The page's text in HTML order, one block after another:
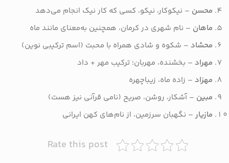
محسن – نیکوکار، نیکو، کسی که کار نیک انجام می‌دهد
ماهان – نام شهری در کرمان، همچنین به‌معنای مانند ماه
محشاد – شکوه و شادی همراه با محبت (اسم ترکیبی نوین)
مهراد – بخشنده، مهربان؛ ترکیب مهر + داد
مهزاد – زاده ماه، زیباچهره
مبین – آشکار، روشن، صریح (نامی قرآنی نیز هست)
مازیار – نگهبان سرزمین، از نام‌های کهن ایرانی
Rate this post